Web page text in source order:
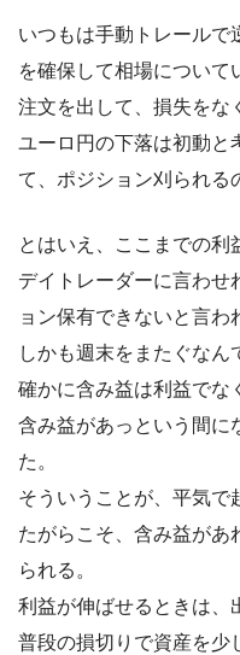
いつもは手動トレールで
を確保して相場について
注文を出して、損失をな
ユーロ円の下落は初動と
て、ポジション刈られる
とはいえ、ここまでの利
デイトレーダーに言わせ
ョン保有できないと言わ
しかも週末をまたぐなん
確かに含み益は利益でな
含み益があっという間に
た。
そういうことが、平気で
たがらこそ、含み益があ
られる。
利益が伸ばせるときは、
普段の損切りで資産を少